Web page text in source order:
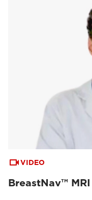
VIDEO
BreastNav™